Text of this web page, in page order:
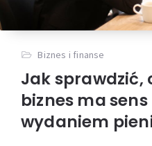
Biznes i finanse
Jak sprawdzić,
biznes ma
wydaniem